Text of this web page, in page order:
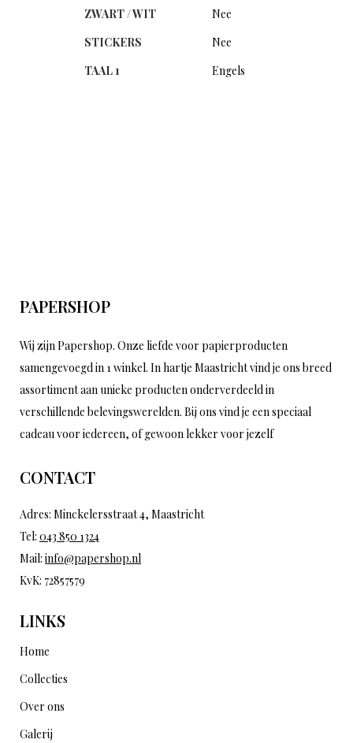
ZWART / WIT
Nee
STICKERS
Nee
TAAL 1
Engels
PAPERSHOP
Wij zijn Papershop. Onze liefde voor papierproducten
samengevoegd in 1 winkel. In hartje Maastricht vind je ons breed
assortiment aan unieke producten onderverdeeld in
verschillende belevingswerelden. Bij ons vind je een speciaal
cadeau voor iedereen, of gewoon lekker voor jezelf
CONTACT
Adres: Minckelersstraat 4, Maastricht
Tel: 043 850 1324
Mail: info@papershop.nl
KvK: 72857579
LINKS
Home
Collecties
Over ons
Galerij